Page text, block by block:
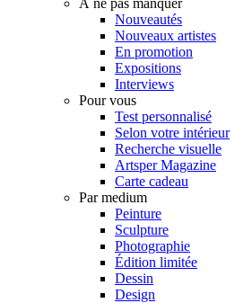
Nouveautés
Nouveaux artistes
En promotion
Expositions
Interviews
Pour vous
Test personnalisé
Selon votre intérieur
Recherche visuelle
Artsper Magazine
Carte cadeau
Par medium
Peinture
Sculpture
Photographie
Édition limitée
Dessin
Design